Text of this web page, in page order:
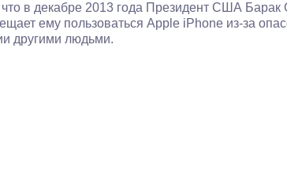
что в декабре 2013 года Президент США Барак
ему пользоваться Apple iPhone из-за
другими людьми.